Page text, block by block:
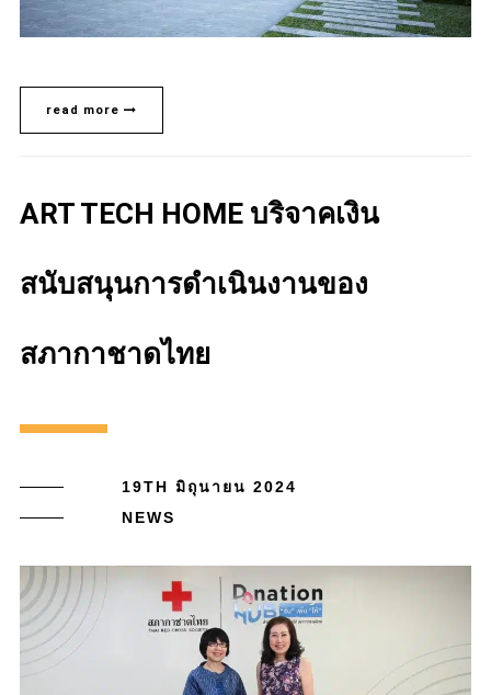
read more
ART TECH HOME บริจาคเงิน
สนับสนุนการดำเนินงานของ
สภากาชาดไทย
19TH มิถุนายน 2024
NEWS